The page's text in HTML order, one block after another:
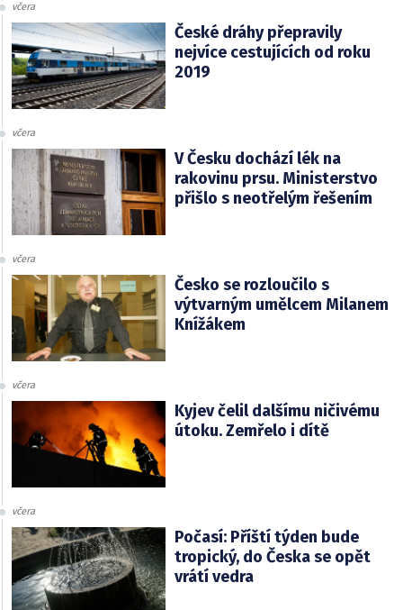
včera
České dráhy přepravily
nejvíce cestujících od roku
2019
včera
V Česku dochází lék na
rakovinu prsu. Ministerstvo
přišlo s neotřelým řešením
včera
Česko se rozloučilo s
výtvarným umělcem Milanem
Knížákem
včera
Kyjev čelil dalšímu ničivému
útoku. Zemřelo i dítě
včera
Počasí: Příští týden bude
tropický, do Česka se opět
vrátí vedra